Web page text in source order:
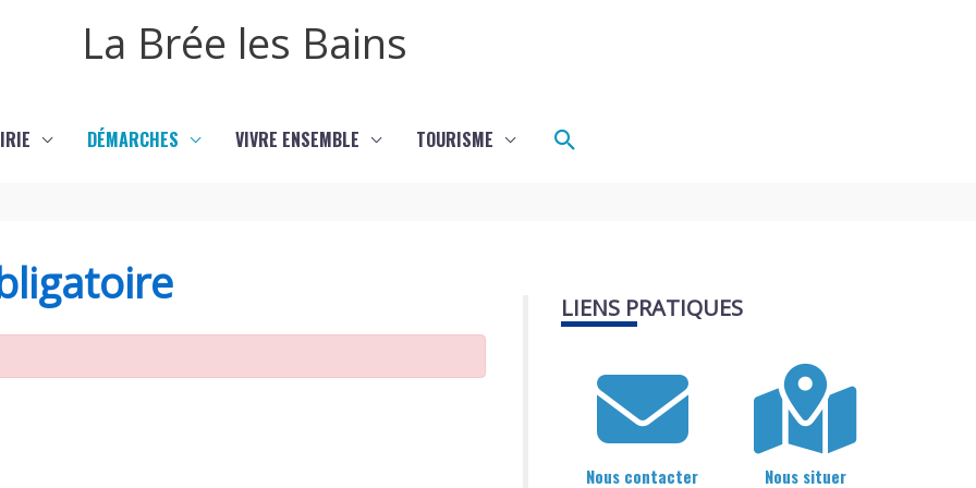
La Brée les Bains
DÉMARCHES VIVRE ENSEMBLE TOURISME Rechercher
LIENS PRATIQUES
Nous contacter Nous situer